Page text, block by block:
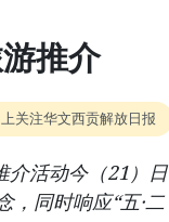
推介
上关注华文西贡解放日报
介活动今（21）日
，同时响应“五·二